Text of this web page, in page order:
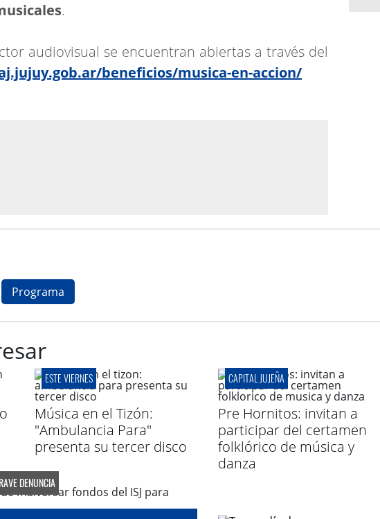
.
audiovisual se encuentran abiertas a través del
beneficios/musica-en-accion/
Programa
ESTE VIERNES
Música en el Tizón:
"Ambulancia Para"
presenta su tercer disco
CAPITAL JUJEÑA
Pre Hornitos: invitan a
participar del certamen
folklórico de música y
danza
DENUNCIA